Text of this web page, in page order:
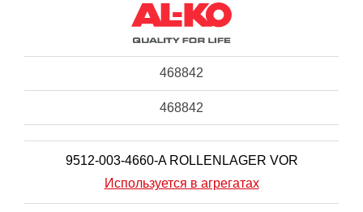
468842
468842
9512-003-4660-A ROLLENLAGER VOR
Используется в агрегатах